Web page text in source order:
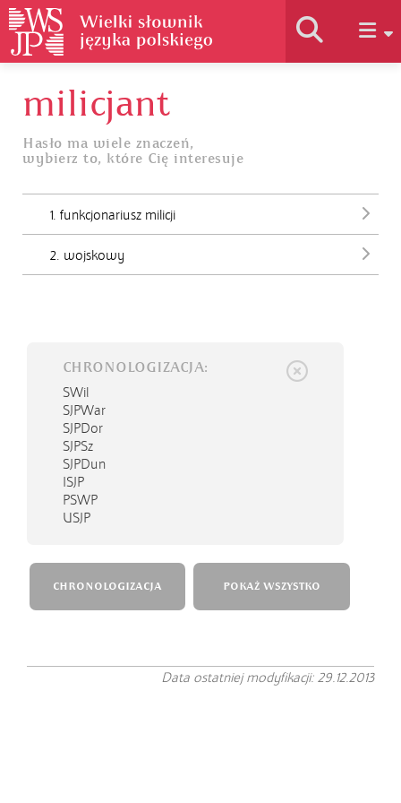
Historia słownika
Jak korzystać
Podstawy naukowe
milicjant
Hasło ma wiele znaczeń,
wybierz to, które Cię interesuje
1. funkcjonariusz milicji
2. wojskowy
CHRONOLOGIZACJA:
SWil
SJPWar
SJPDor
SJPSz
SJPDun
ISJP
PSWP
USJP
CHRONOLOGIZACJA POKAŻ WSZYSTKO
Data ostatniej modyfikacji: 29.12.2013